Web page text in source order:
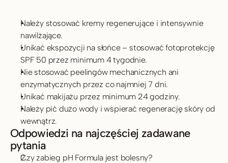
Należy stosować kremy regenerujące i intensywnie
nawilżające.
Unikać ekspozycji na słońce – stosować fotoprotekcję
SPF 50 przez minimum 4 tygodnie.
Nie stosować peelingów mechanicznych ani
enzymatycznych przez co najmniej 7 dni.
Unikać makijażu przez minimum 24 godziny.
Należy pić dużo wody i wspierać regenerację skóry od
wewnątrz.
Odpowiedzi na najczęściej zadawane
pytania
Czy zabieg pH Formula jest bolesny?